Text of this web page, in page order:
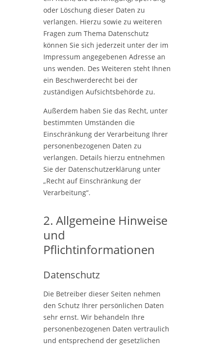
oder Löschung dieser Daten zu
verlangen. Hierzu sowie zu weiteren
Fragen zum Thema Datenschutz
können Sie sich jederzeit unter der im
Impressum angegebenen Adresse an
uns wenden. Des Weiteren steht Ihnen
ein Beschwerderecht bei der
zuständigen Aufsichtsbehörde zu.
Außerdem haben Sie das Recht, unter
bestimmten Umständen die
Einschränkung der Verarbeitung Ihrer
personenbezogenen Daten zu
verlangen. Details hierzu entnehmen
Sie der Datenschutzerklärung unter
„Recht auf Einschränkung der
Verarbeitung“.
2. Allgemeine Hinweise
und
Pflichtinformationen
Datenschutz
Die Betreiber dieser Seiten nehmen
den Schutz Ihrer persönlichen Daten
sehr ernst. Wir behandeln Ihre
personenbezogenen Daten vertraulich
und entsprechend der gesetzlichen